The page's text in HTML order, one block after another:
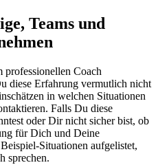
Teams und
professionellen Coach
diese Erfahrung vermutlich nicht
in welchen Situationen
Falls Du diese
oder Dir nicht sicher bist, ob
für Dich und Deine
Situationen aufgelistet,
sprechen.